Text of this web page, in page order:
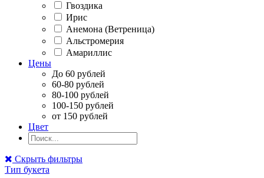
Гвоздика
Ирис
Анемона (Ветреница)
Альстромерия
Амариллис
Цены
До 60 рублей
60-80 рублей
80-100 рублей
100-150 рублей
от 150 рублей
Цвет
Скрыть фильтры
Тип букета